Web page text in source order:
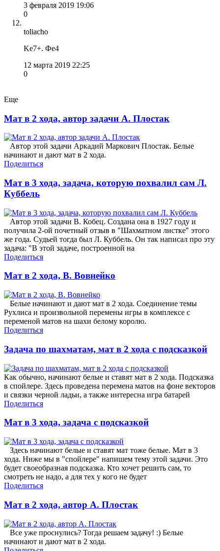
3 февраля 2019 19:06
0
toliacho
Ke7+. Фе4
12 марта 2019 22:25
0
Еще
Мат в 2 хода, автор задачи А. Плостак
Автор этой задачи Аркадий Маркович Плостак. Белые
начинают и дают мат в 2 хода.
Поделиться
Мат в 3 хода, задача, которую похвалил сам Л.
Куббель
Автор этой задачи В. Кобец. Создана она в 1927 году и
получила 2-ой почетный отзыв в "Шахматном листке" этого
же года. Судьей тогда был Л. Куббель. Он так написал про эту
задача: "В этой задаче, построенной на
Поделиться
Мат в 2 хода, В. Вовнейко
Белые начинают и дают мат в 2 хода. Соединение темы
Рухлиса и произвольной перемены игры в комплексе с
переменой матов на шахи белому королю.
Поделиться
Задача по шахматам, мат в 2 хода с подсказкой
Как обычно, начинают белые и ставят мат в 2 хода. Подсказка
в спойлере. Здесь проведена перемена матов на фоне векторов
и связки черной ладьи, а также интересна игра батарей
Поделиться
Мат в 3 хода, задача с подсказкой
Здесь начинают белые и ставят мат тоже белые. Мат в 3
хода. Ниже мы в "спойлере" напишем тему этой задачи. Это
будет своеобразная подсказка. Кто хочет решить сам, то
смотреть не надо, а для тех у кого не будет
Поделиться
Мат в 2 хода, автор А. Плостак
Все уже проснулись? Тогда решаем задачу! :) Белые
начинают и дают мат в 2 хода.